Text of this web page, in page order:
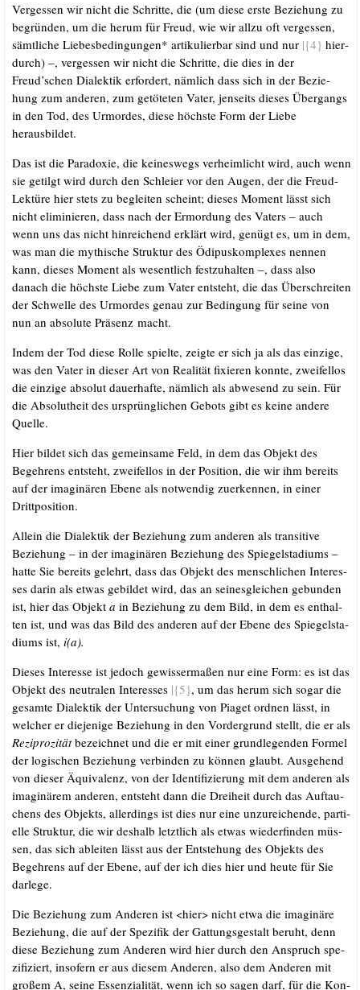
Ver­ges­sen wir nicht die Schrit­te, die (um die­se ers­te Bezie­hung zu
begrün­den, um die her­um für Freud, wie wir all­zu oft ver­ges­sen,
sämt­li­che Lie­bes­be­din­gun­gen* arti­ku­lier­bar sind und nur |{4} hier­
durch) –, ver­ges­sen wir nicht die Schrit­te, die dies in der
Freud’schen Dia­lek­tik erfor­dert, näm­lich dass sich in der Bezie­
hung zum ande­ren, zum getö­te­ten Vater, jen­seits die­ses Über­gangs
in den Tod, des Urmor­des, die­se höchs­te Form der Lie­be
herausbildet.
Das ist die Para­do­xie, die kei­nes­wegs ver­heim­licht wird, auch wenn
sie getilgt wird durch den Schlei­er vor den Augen, der die Freud-
Lek­tü­re hier stets zu beglei­ten scheint; die­ses Moment lässt sich
nicht eli­mi­nie­ren, dass nach der Ermor­dung des Vaters – auch
wenn uns das nicht hin­rei­chend erklärt wird, genügt es, um in dem,
was man die mythi­sche Struk­tur des Ödi­pus­kom­ple­xes nen­nen
kann, die­ses Moment als wesent­lich fest­zu­hal­ten –, dass also
danach die höchs­te Lie­be zum Vater ent­steht, die das Über­schrei­ten
der Schwel­le des Urmor­des genau zur Bedin­gung für sei­ne von
nun an abso­lu­te Prä­senz macht.
Indem der Tod die­se Rol­le spiel­te, zeig­te er sich ja als das ein­zi­ge,
was den Vater in die­ser Art von Rea­li­tät fixie­ren konn­te, zwei­fel­los
die ein­zi­ge abso­lut dau­er­haf­te, näm­lich als abwe­send zu sein. Für
die Abso­lut­heit des ursprüng­li­chen Gebots gibt es kei­ne ande­re
Quelle.
Hier bil­det sich das gemein­sa­me Feld, in dem das Objekt des
Begeh­rens ent­steht, zwei­fel­los in der Posi­ti­on, die wir ihm bereits
auf der ima­gi­nä­ren Ebe­ne als not­wen­dig zuer­ken­nen, in einer
Drittposition.
Allein die Dia­lek­tik der Bezie­hung zum ande­ren als tran­si­ti­ve
Bezie­hung – in der ima­gi­nä­ren Bezie­hung des Spie­gel­sta­di­ums –
hat­te Sie bereits gelehrt, dass das Objekt des mensch­li­chen Inter­es­
ses dar­in als etwas gebil­det wird, das an sei­nes­glei­chen gebun­den
ist, hier das Objekt a in Bezie­hung zu dem Bild, in dem es ent­hal­
ten ist, und was das Bild des ande­ren auf der Ebe­ne des Spie­gel­sta­
di­ums ist, i(a).
Die­ses Inter­es­se ist jedoch gewis­ser­ma­ßen nur eine Form: es ist das
Objekt des neu­tra­len Inter­es­ses |{5}, um das her­um sich sogar die
gesam­te Dia­lek­tik der Unter­su­chung von Pia­get ord­nen lässt, in
wel­cher er die­je­ni­ge Bezie­hung in den Vor­der­grund stellt, die er als
Rezi­pro­zi­tätbezeich­net und die er mit einer grund­le­gen­den For­mel
der logi­schen Bezie­hung ver­bin­den zu kön­nen glaubt. Aus­ge­hend
von die­ser Äqui­va­lenz, von der Iden­ti­fi­zie­rung mit dem ande­ren als
ima­gi­nä­rem ande­ren, ent­steht dann die Drei­heit durch das Auf­tau­
chens des Objekts, aller­dings ist dies nur eine unzu­rei­chen­de, par­ti­
el­le Struk­tur, die wir des­halb letzt­lich als etwas wie­der­fin­den müs­
sen, das sich ablei­ten lässt aus der Ent­ste­hung des Objekts des
Begeh­rens auf der Ebe­ne, auf der ich dies hier und heu­te für Sie
darlege.
Die Bezie­hung zum Ande­ren ist <hier> nicht etwa die ima­gi­nä­re
Bezie­hung, die auf der Spe­zi­fik der Gat­tungs­ge­stalt beruht, denn
die­se Bezie­hung zum Ande­ren wird hier durch den Anspruch spe­
zi­fi­ziert, inso­fern er aus die­sem Ande­ren, also dem Ande­ren mit
gro­ßem A, sei­ne Essen­zia­li­tät, wenn ich so sagen darf, für die Kon­